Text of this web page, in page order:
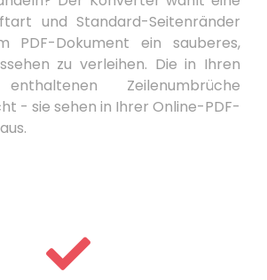
und Standard-Seitenränder
PDF-Dokument ein sauberes,
zu verleihen. Die in Ihren
Zeilenumbrüche
- sie sehen in Ihrer Online-PDF-